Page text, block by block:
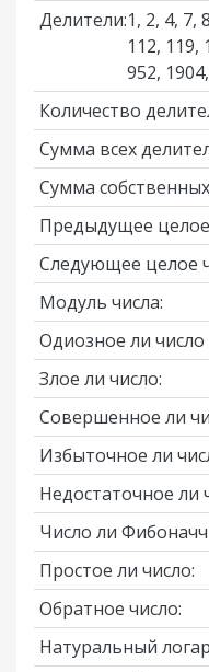
Делители:1, 2, 4, 7,
112, 119,
952,
Количество
Сумма всех
Сумма
Предыдущее целое
Следующее целое
Модуль числа:
Одиозное ли число
Злое ли число:
Совершенное ли
Избыточное ли
Недостаточное ли
Число ли
Простое ли число:
Обратное число:
Натуральный